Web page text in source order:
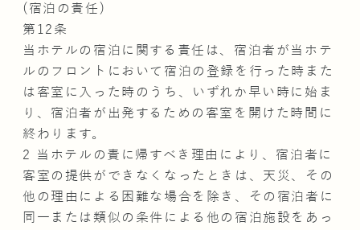
(宿泊の責任)
第12条
当ホテルの宿泊に関する責任は、宿泊者が当ホテ
ルのフロントにおいて宿泊の登録を行った時また
は客室に入った時のうち、いずれか早い時に始ま
り、宿泊者が出発するための客室を開けた時間に
終わります。
2 当ホテルの責に帰すべき理由により、宿泊者に
客室の提供ができなくなったときは、天災、その
他の理由による困難な場合を除き、その宿泊者に
同一または類似の条件による他の宿泊施設をあっ